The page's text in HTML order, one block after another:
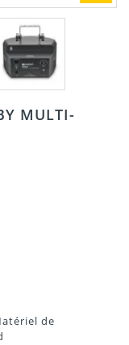
MULTI-
de